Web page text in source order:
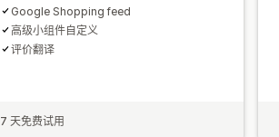
Google Shopping feed
高级小组件自定义
评价翻译
7 天免费试用